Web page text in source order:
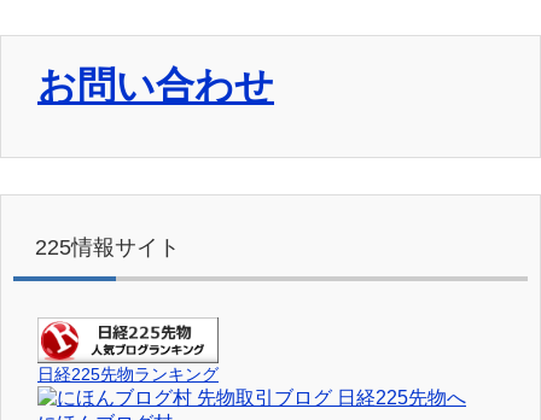
お問い合わせ
225情報サイト
日経225先物ランキング